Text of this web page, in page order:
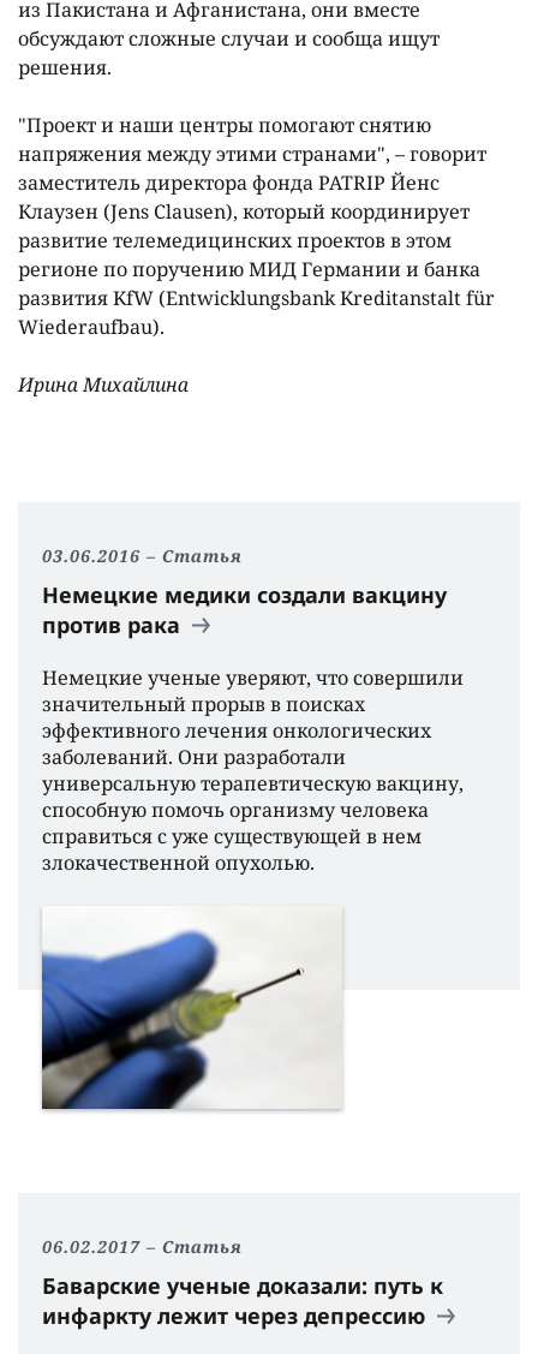
из Пакистана и Афганистана, они вместе
обсуждают сложные случаи и сообща ищут
решения.
"Проект и наши центры помогают снятию
напряжения между этими странами", – говорит
заместитель директора фонда PATRIP Йенс
Клаузен (Jens Clausen), который координирует
развитие телемедицинских проектов в этом
регионе по поручению МИД Германии и банка
развития KfW (Entwicklungsbank Kreditanstalt für
Wiederaufbau).
Ирина Михайлина
03.06.2016 Статья
Немецкие медики создали вакцину
против рака
Немецкие ученые уверяют, что совершили
значительный прорыв в поисках
эффективного лечения онкологических
заболеваний. Они разработали
универсальную терапевтическую вакцину,
способную помочь организму человека
справиться с уже существующей в нем
злокачественной опухолью.
06.02.2017 Статья
Баварские ученые доказали: путь к
инфаркту лежит через депрессию